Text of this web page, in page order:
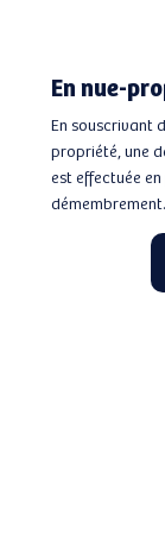
En nue-
En souscrivant
propriété, une
est effectuée